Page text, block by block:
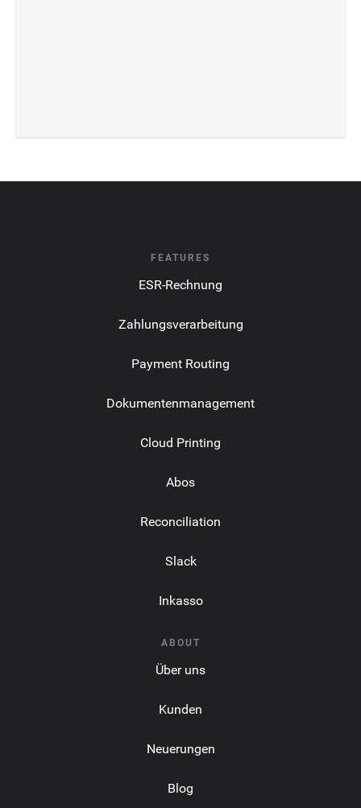
FEATURES
ESR-Rechnung
Zahlungsverarbeitung
Payment Routing
Dokumentenmanagement
Cloud Printing
Abos
Reconciliation
Slack
Inkasso
ABOUT
Über uns
Kunden
Neuerungen
Blog